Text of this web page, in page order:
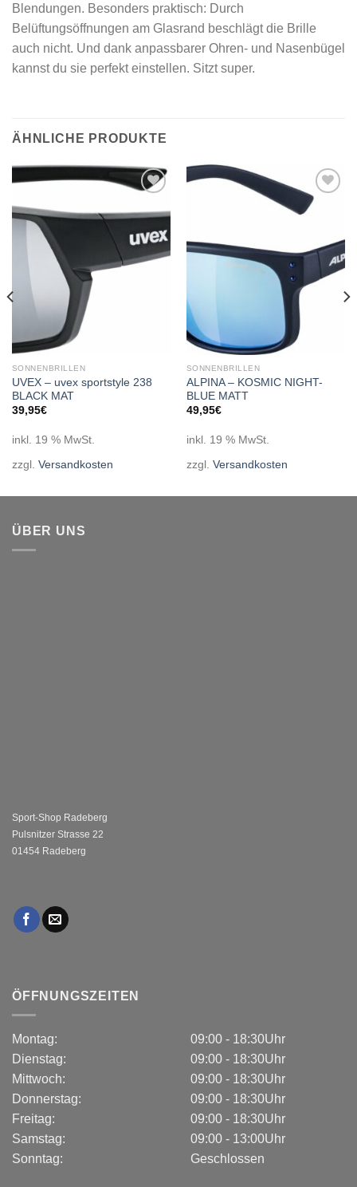
Blendungen. Besonders praktisch: Durch
Belüftungsöffnungen am Glasrand beschlägt die Brille
auch nicht. Und dank anpassbarer Ohren- und Nasenbügel
kannst du sie perfekt einstellen. Sitzt super.
ÄHNLICHE PRODUKTE
wishlist
SONNENBRILLEN
UVEX – uvex sportstyle 238
BLACK MAT
39,95€
inkl. 19 % MwSt.
zzgl. Versandkosten
Add to
SONNENBRILLEN
ALPINA – KOSMIC NIGHT-
BLUE MATT
49,95€
inkl. 19 % MwSt.
zzgl. Versandkosten
ÜBER UNS
Sport-Shop Radeberg
Pulsnitzer Strasse 22
01454 Radeberg
ÖFFNUNGSZEITEN
Montag:
Dienstag:
Mittwoch:
Donnerstag:
Freitag:
Samstag:
Sonntag:
09:00 - 18:30Uhr
09:00 - 18:30Uhr
09:00 - 18:30Uhr
09:00 - 18:30Uhr
09:00 - 18:30Uhr
09:00 - 13:00Uhr
Geschlossen